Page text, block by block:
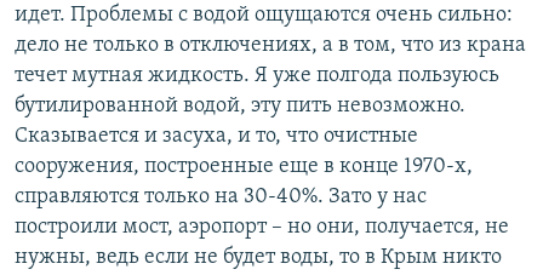
идет. Проблемы с водой ощущаются очень сильно:
дело не только в отключениях, а в том, что из крана
течет мутная жидкость. Я уже полгода пользуюсь
бутилированной водой, эту пить невозможно.
Сказывается и засуха, и то, что очистные
сооружения, построенные еще в конце 1970-х,
справляются только на 30-40%. Зато у нас
построили мост, аэропорт – но они, получается, не
нужны, ведь если не будет воды, то в Крым никто